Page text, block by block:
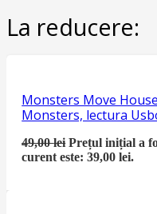
La reducere:
Monsters Move
Monsters, lectura
49,00lei Prețul inițial a
curent este: 39,00 lei.